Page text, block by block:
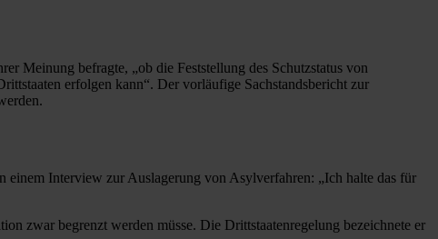
Meinung befragte, „ob die Feststellung des Schutzstatus von
erfolgen kann“. Der vorläufige Sachstandsbericht zur
Interview zur Auslagerung von Asylverfahren: „Ich halte das für
zwar begrenzt werden müsse. Die Drittstaatenregelung bezeichnete er